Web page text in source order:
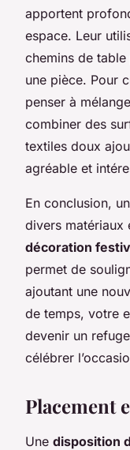
apportent
espace. Leur
chemins de
une pièce. Pour
penser à
combiner des
textiles doux
agréable et
En conclusion,
divers matériaux
décoration
permet de
ajoutant une
de temps, votre
devenir un
célébrer
Placement
Une disposition